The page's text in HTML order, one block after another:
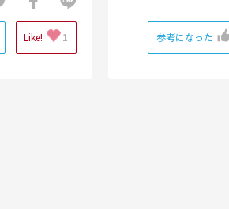
Like! 1 参考になった